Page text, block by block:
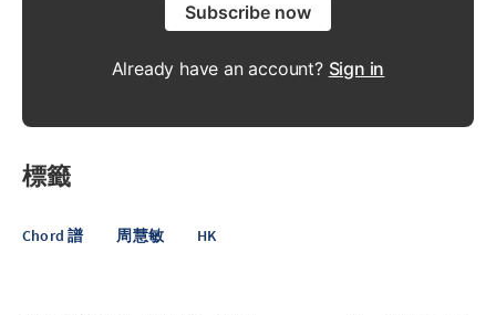
Subscribe now
Already have an account? Sign in
標籤
Chord 譜 周慧敏 HK